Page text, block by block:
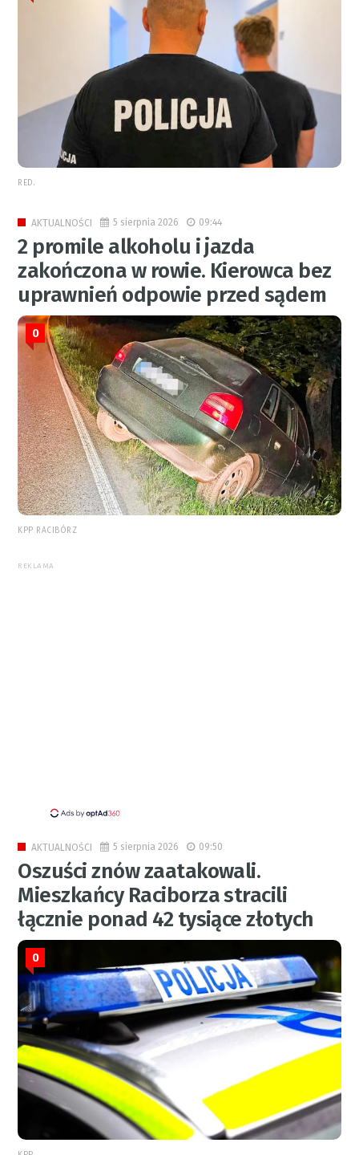
RED.
AKTUALNOŚCI 5 sierpnia 2026 09:44
2 promile alkoholu i jazda
zakończona w rowie. Kierowca bez
uprawnień odpowie przed sądem
0
KPP RACIBÓRZ
REKLAMA
AKTUALNOŚCI 5 sierpnia 2026 09:50
Oszuści znów zaatakowali.
Mieszkańcy Raciborza stracili
łącznie ponad 42 tysiące złotych
0